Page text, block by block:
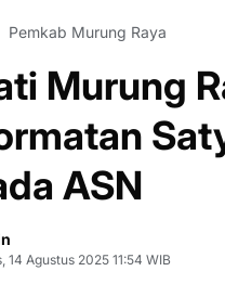
Pemkab Murung Raya
Murung
ASN
14 Agustus 2025 11:54 WIB